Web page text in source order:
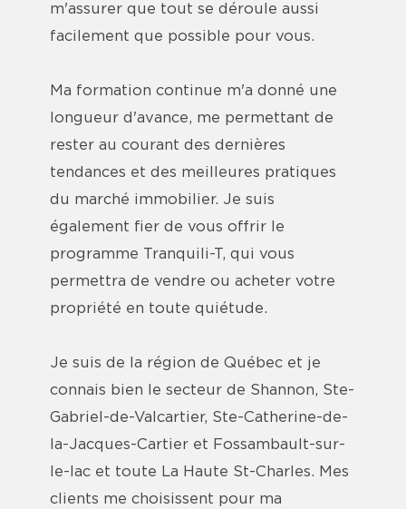
m'assurer que tout se déroule aussi
facilement que possible pour vous.
Ma formation continue m'a donné une
longueur d'avance, me permettant de
rester au courant des dernières
tendances et des meilleures pratiques
du marché immobilier. Je suis
également fier de vous offrir le
programme Tranquili-T, qui vous
permettra de vendre ou acheter votre
propriété en toute quiétude.
Je suis de la région de Québec et je
connais bien le secteur de Shannon, Ste-
Gabriel-de-Valcartier, Ste-Catherine-de-
la-Jacques-Cartier et Fossambault-sur-
le-lac et toute La Haute St-Charles. Mes
clients me choisissent pour ma